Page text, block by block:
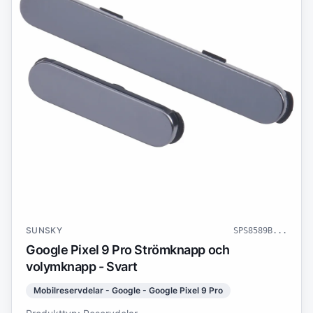
SUNSKY SPS8589B ...
Google Pixel 9 Pro Strömknapp och
volymknapp - Svart
Mobilreservdelar - Google - Google Pixel 9 Pro